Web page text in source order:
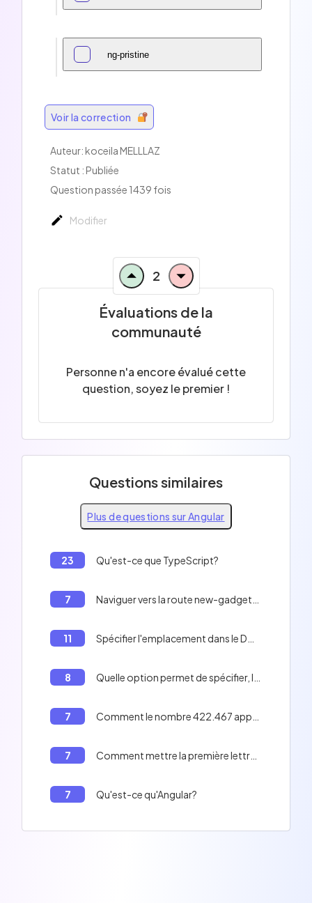
ng-pristine
Voir la correction
Auteur: koceila MELLLAZ
Statut : Publiée
Question passée 1439 fois
Modifier
2
Évaluations de la
communauté
Personne n'a encore évalué cette
question, soyez le premier !
Questions similaires
Plus de questions sur Angular
23 Qu'est-ce que TypeScript?
7
11
8
7
7
7 Qu'est-ce qu'Angular?